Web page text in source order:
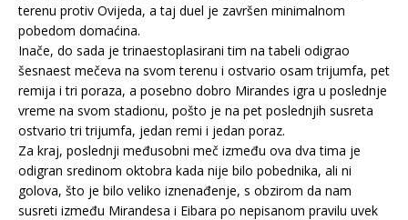
terenu protiv Ovijeda, a taj duel je završen minimalnom
pobedom domaćina.
Inače, do sada je trinaestoplasirani tim na tabeli odigrao
šesnaest mečeva na svom terenu i ostvario osam trijumfa, pet
remija i tri poraza, a posebno dobro Mirandes igra u poslednje
vreme na svom stadionu, pošto je na pet poslednjih susreta
ostvario tri trijumfa, jedan remi i jedan poraz.
Za kraj, poslednji međusobni meč između ova dva tima je
odigran sredinom oktobra kada nije bilo pobednika, ali ni
golova, što je bilo veliko iznenađenje, s obzirom da nam
susreti između Mirandesa i Eibara po nepisanom pravilu uvek